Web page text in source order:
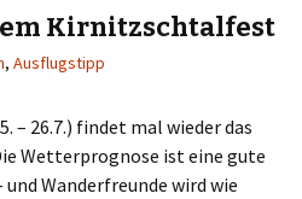
Kirnitzschtalfest
, Ausflugstipp
– 26.7.) findet mal wieder das
Wetterprognose ist eine gute
Wanderfreunde wird wie